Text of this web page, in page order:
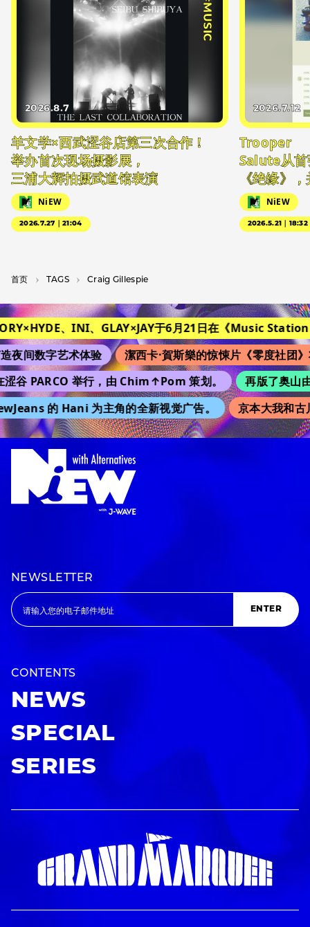
#MUSIC
2026.8.7
羊文学×西武涩谷店第三次合作！
举办首次现场摄影展，
三浦大辉拍摄武道馆表演
NiEW
2026.7.27｜21:04
2026.7.12
Trooper
Salute从首
《绝缘》
NiEW
2026.5.21｜18:32
首页 T­A­G­S Craig Gillespie
、INI、GLAY×JAY于6月21日在《Music Station
间数字艺术体验
潔西卡·賀斯樂的惊悚片《零度社团》
谷 PARCO 举行，由 Chim↑Pom 策划。
再版了奥山
的 Hani 为主角的全新视觉广告。
京本大我和古
NEWSLETTER
ENTER
CONTENTS
NEWS
SPECIAL
SERIES